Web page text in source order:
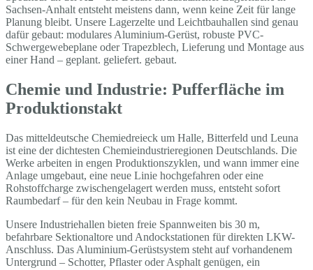
Sachsen-Anhalt entsteht meistens dann, wenn keine Zeit für lange
Planung bleibt. Unsere Lagerzelte und Leichtbauhallen sind genau
dafür gebaut: modulares Aluminium-Gerüst, robuste PVC-
Schwergewebeplane oder Trapezblech, Lieferung und Montage aus
einer Hand – geplant. geliefert. gebaut.
Chemie und Industrie: Pufferfläche im
Produktionstakt
Das mitteldeutsche Chemiedreieck um Halle, Bitterfeld und Leuna
ist eine der dichtesten Chemieindustrieregionen Deutschlands. Die
Werke arbeiten in engen Produktionszyklen, und wann immer eine
Anlage umgebaut, eine neue Linie hochgefahren oder eine
Rohstoffcharge zwischengelagert werden muss, entsteht sofort
Raumbedarf – für den kein Neubau in Frage kommt.
Unsere Industriehallen bieten freie Spannweiten bis 30 m,
befahrbare Sektionaltore und Andockstationen für direkten LKW-
Anschluss. Das Aluminium-Gerüstsystem steht auf vorhandenem
Untergrund – Schotter, Pflaster oder Asphalt genügen, ein